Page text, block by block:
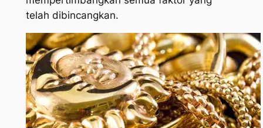
telah dibincangkan.